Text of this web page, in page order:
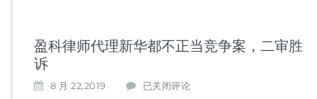
盈科律师代理新华都不正当竞争案，二审胜
诉
8 月 22,2019
盈
已关闭评论